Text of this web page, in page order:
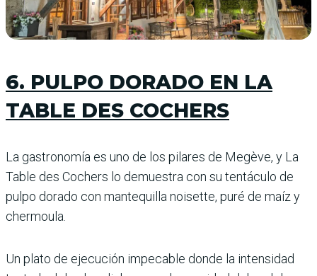
6. PULPO DORADO EN LA
TABLE DES COCHERS
La gastronomía es uno de los pilares de Megève, y La
Table des Cochers lo demuestra con su tentáculo de
pulpo dorado con mantequilla noisette, puré de maíz y
chermoula.
Un plato de ejecución impecable donde la intensidad